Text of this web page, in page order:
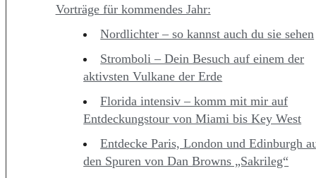
Vorträge für kommendes Jahr:
Nordlichter – so kannst auch du sie sehen
Stromboli – Dein Besuch auf einem der
aktivsten Vulkane der Erde
Florida intensiv – komm mit mir auf
Entdeckungstour von Miami bis Key West
Entdecke Paris, London und Edinburgh
den Spuren von Dan Browns „Sakrileg“